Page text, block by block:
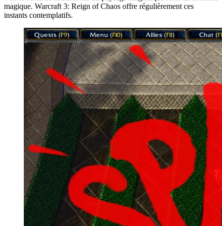
magique. Warcraft 3: Reign of Chaos offre régulièrement ces
instants contemplatifs.